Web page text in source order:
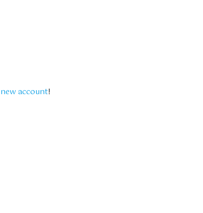
account!